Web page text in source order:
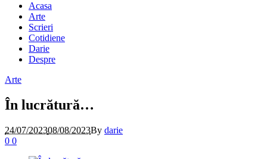
Acasa
Arte
Scrieri
Cotidiene
Darie
Despre
Arte
În lucrătură…
24/07/202308/08/2023By darie
0 0